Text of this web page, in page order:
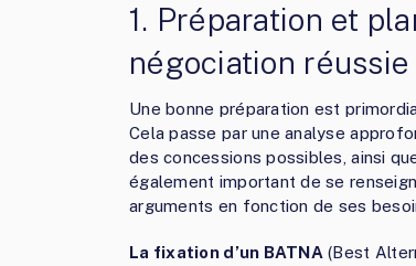
1. Préparation et
négociation réussie
Une bonne préparation est
Cela passe par une analyse
des concessions possibles, ainsi
également important de se
arguments en fonction de ses
La fixation d’un BATNA (Best